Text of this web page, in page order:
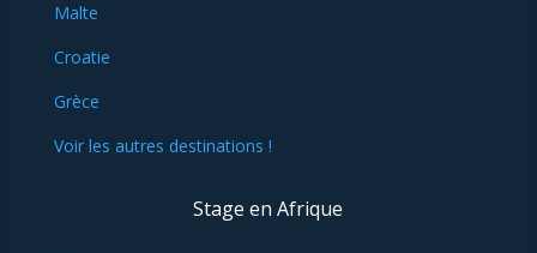
Malte
Croatie
Grèce
Voir les autres destinations !
Stage en Afrique